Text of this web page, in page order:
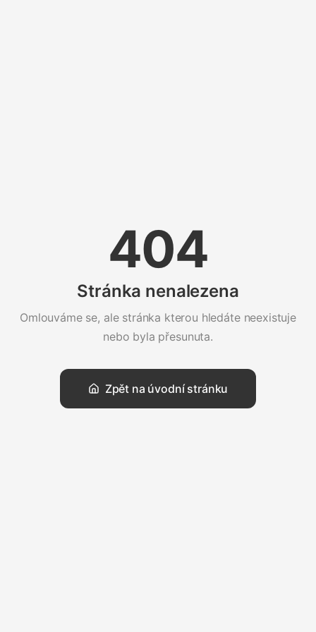
404
Stránka nenalezena
Omlouváme se, ale stránka kterou hledáte neexistuje
nebo byla přesunuta.
Zpět na úvodní stránku